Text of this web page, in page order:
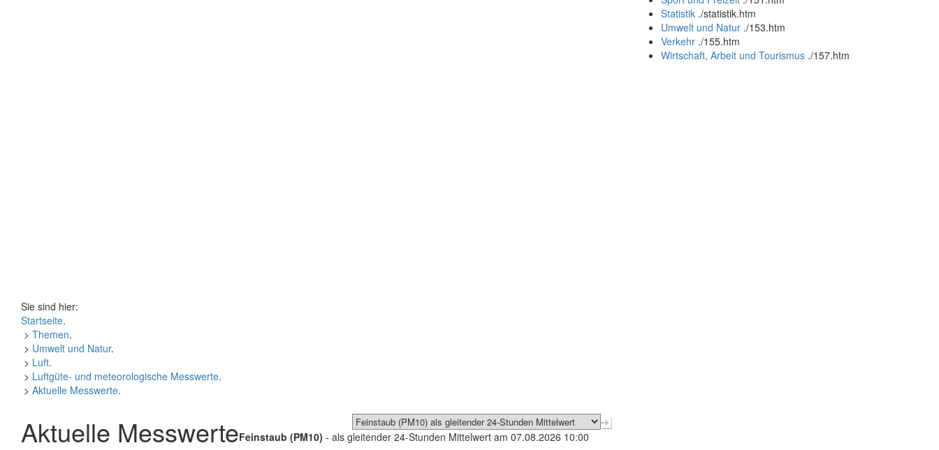
Statistik ./statistik.htm
Umwelt und Natur ./153.htm
Verkehr ./155.htm
Wirtschaft, Arbeit und Tourismus ./157.htm
Sie sind hier:
Startseite.
> Themen.
> Umwelt und Natur.
> Luft.
> Luftgüte- und meteorologische Messwerte.
> Aktuelle Messwerte.
Aktuelle MesswerteFeinstaub (PM10) - als gleitender 24-Stunden Mittelwert am 07.08.2026 10:00